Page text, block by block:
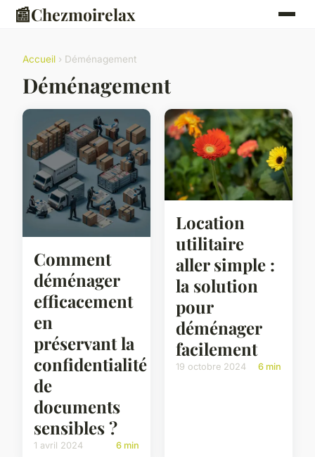
📰Chezmoirelax
Accueil › Déménagement
Déménagement
Comment
déménager
efficacement
en
préservant la
confidentialité
de
documents
sensibles ?
1 avril 2024 6 min
Location
utilitaire
aller simple :
la solution
pour
déménager
facilement
19 octobre 2024 6 min